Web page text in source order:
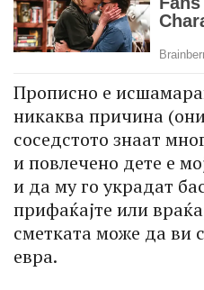
Прописно е
никаква причина
соседстото знаат
и повлечено дете е
и да му го украдат
прифаќајте или
сметката може да ви
евра.